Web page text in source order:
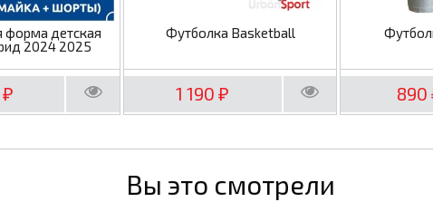
форма детская
2024 2025
₽
Футболка Basketball
1 190₽ 890
Вы это смотрели